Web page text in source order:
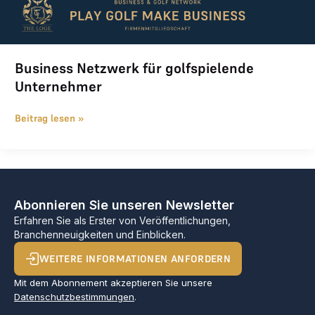
Business Netzwerk für golfspielende
Unternehmer
Beitrag lesen »
Abonnieren Sie unseren Newsletter
Erfahren Sie als Erster von Veröffentlichungen,
Branchenneuigkeiten und Einblicken.
WEITERE INFORMATIONEN ANFORDERN
Mit dem Abonnement akzeptieren Sie unsere
Datenschutzbestimmungen.